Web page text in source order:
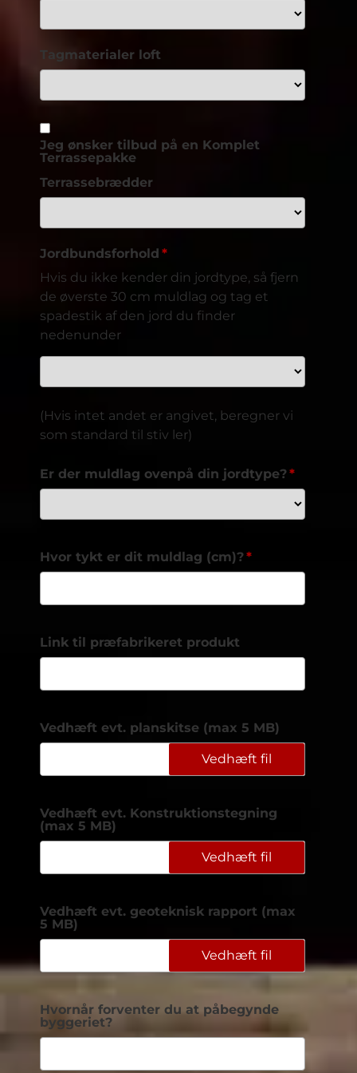
Tagmaterialer loft
Jeg ønsker tilbud på en Komplet
Terrassepakke
Terrassebrædder
Jordbundsforhold
Hvis du ikke kender din jordtype, så fjern
de øverste 30 cm muldlag og tag et
spadestik af den jord du finder
nedenunder
(Hvis intet andet er angivet, beregner vi
som standard til stiv ler)
Er der muldlag ovenpå din jordtype?
Hvor tykt er dit muldlag (cm)?
Link til præfabrikeret produkt
Vedhæft evt. planskitse (max 5 MB)
Vedhæft fil
Vedhæft evt. Konstruktionstegning
(max 5 MB)
Vedhæft fil
Vedhæft evt. geoteknisk rapport (max
5 MB)
Vedhæft fil
Hvornår forventer du at påbegynde
byggeriet?